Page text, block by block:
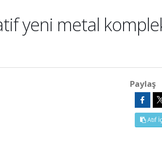
yeni metal
Paylaş
Atıf